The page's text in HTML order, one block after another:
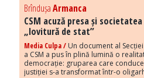
BrîndușaArmanca
CSM acuză presa și
„lovitură de stat”
Media Culpa / Un document al
a CSM a pus în plină lumină o
democrație: gruparea care
justiției s-a transformat într-o